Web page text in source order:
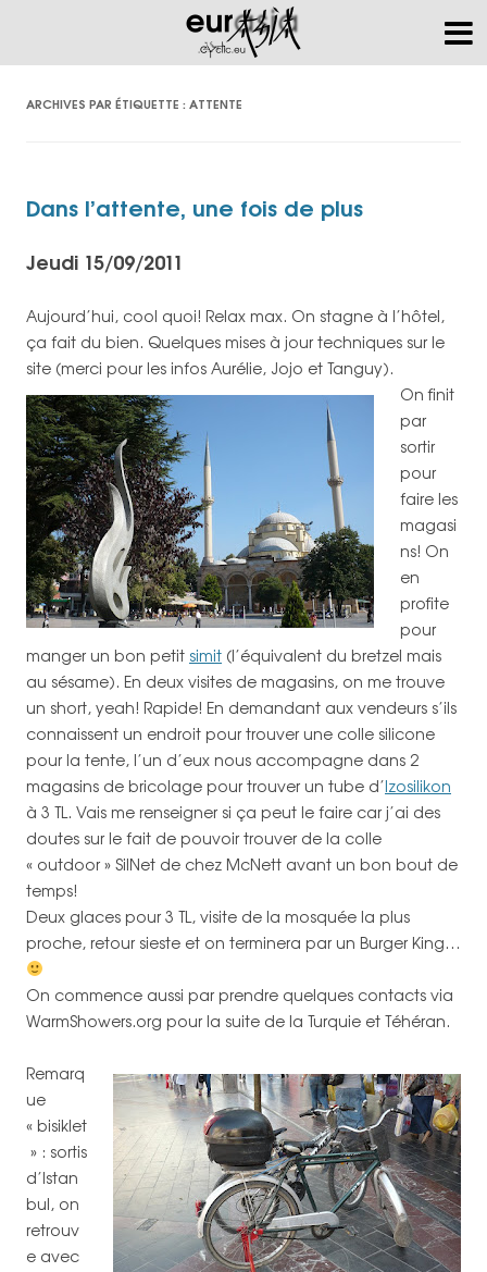
ARCHIVES PAR ÉTIQUETTE : ATTENTE
Dans l’attente, une fois de plus
Jeudi 15/09/2011
Aujourd’hui, cool quoi! Relax max. On stagne à l’hôtel,
ça fait du bien. Quelques mises à jour techniques sur le
site (merci pour les infos Aurélie, Jojo et Tanguy).
On finit
par
sortir
pour
faire les
magasi
ns! On
en
profite
pour
manger un bon petit simit (l’équivalent du bretzel mais
au sésame). En deux visites de magasins, on me trouve
un short, yeah! Rapide! En demandant aux vendeurs s’ils
connaissent un endroit pour trouver une colle silicone
pour la tente, l’un d’eux nous accompagne dans 2
magasins de bricolage pour trouver un tube d’Izosilikon
à 3 TL. Vais me renseigner si ça peut le faire car j’ai des
doutes sur le fait de pouvoir trouver de la colle
« outdoor » SilNet de chez McNett avant un bon bout de
temps!
Deux glaces pour 3 TL, visite de la mosquée la plus
proche, retour sieste et on terminera par un Burger King…
On commence aussi par prendre quelques contacts via
WarmShowers.org pour la suite de la Turquie et Téhéran.
Remarq
ue
« bisiklet
» : sortis
d’Istan
bul, on
retrouv
e avec